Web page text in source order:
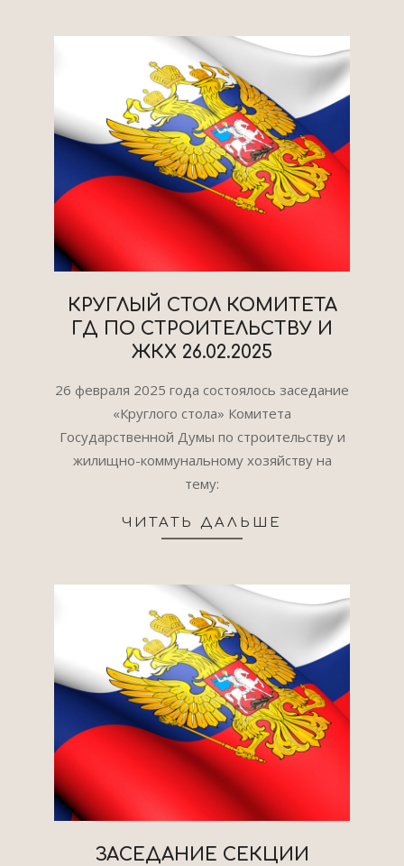
КРУГЛЫЙ СТОЛ КОМИТЕТА
ГД ПО СТРОИТЕЛЬСТВУ И
ЖКХ 26.02.2025
03-
26 февраля 2025 года состоялось заседание
«Круглого стола» Комитета
Государственной Думы по строительству и
жилищно-коммунальному хозяйству на
тему:
ЧИТАТЬ ДАЛЬШЕ
ЗАСЕДАНИЕ СЕКЦИИ